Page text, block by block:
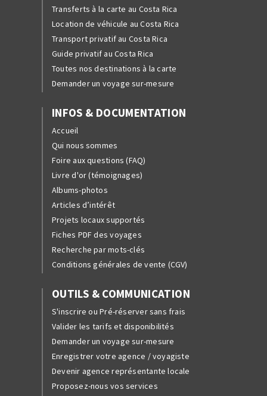
Transferts à la carte au Costa Rica
Location de véhicule au Costa Rica
Transport privatif au Costa Rica
Guide privatif au Costa Rica
Toutes nos destinations à la carte
Demander un voyage sur-mesure
INFOS & DOCUMENTATION
Accueil
Qui nous sommes
Foire aux questions (FAQ)
Livre d'or (témoignages)
Albums-photos
Articles d’intérêt
Projets locaux supportés
Fiches PDF des voyages
Recherche par mots-clés
Conditions générales de vente (CGV)
OUTILS & COMMUNICATION
S'inscrire ou Pré-réserver sans frais
Valider les tarifs et disponibilités
Demander un voyage sur-mesure
Enregistrer votre agence / voyagiste
Devenir agence représentante locale
Proposez-nous vos services